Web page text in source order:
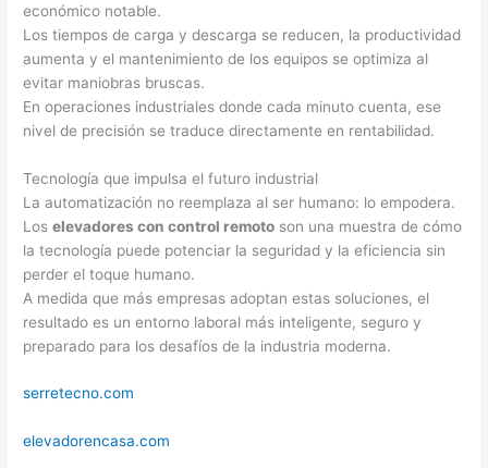
económico notable.
Los tiempos de carga y descarga se reducen, la productividad
aumenta y el mantenimiento de los equipos se optimiza al
evitar maniobras bruscas.
En operaciones industriales donde cada minuto cuenta, ese
nivel de precisión se traduce directamente en rentabilidad.
Tecnología que impulsa el futuro industrial
La automatización no reemplaza al ser humano: lo empodera.
Loselevadores con control remoto son una muestra de cómo
la tecnología puede potenciar la seguridad y la eficiencia sin
perder el toque humano.
A medida que más empresas adoptan estas soluciones, el
resultado es un entorno laboral más inteligente, seguro y
preparado para los desafíos de la industria moderna.
serretecno.com
elevadorencasa.com